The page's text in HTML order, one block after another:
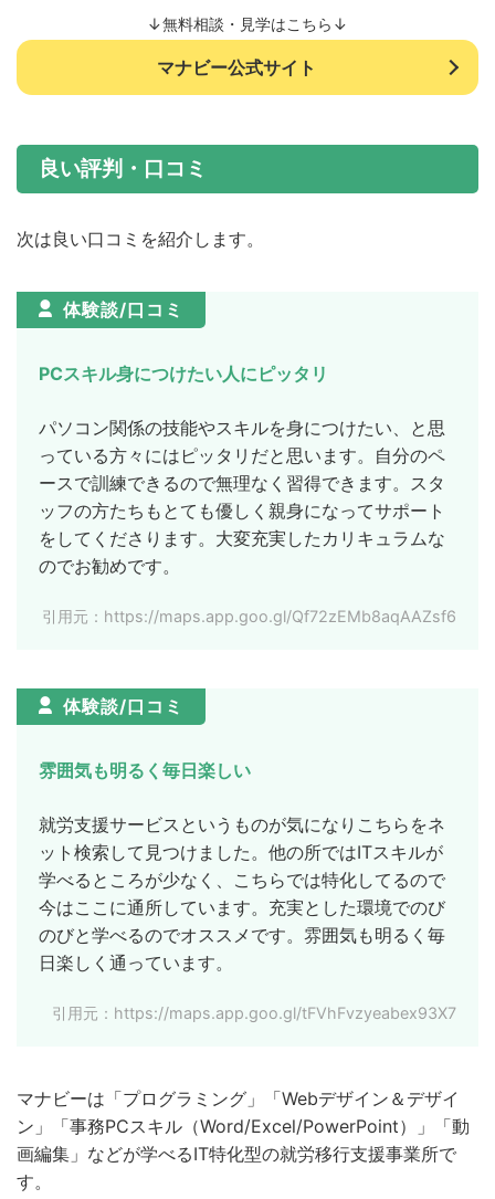
↓無料相談・見学はこちら↓
マナビー公式サイト
良い評判・口コミ
次は良い口コミを紹介します。
体験談/口コミ
PCスキル身につけたい人にピッタリ
パソコン関係の技能やスキルを身につけたい、と思
っている方々にはピッタリだと思います。自分のペ
ースで訓練できるので無理なく習得できます。スタ
ッフの方たちもとても優しく親身になってサポート
をしてくださります。大変充実したカリキュラムな
のでお勧めです。
引用元：https://maps.app.goo.gl/Qf72zEMb8aqAAZsf6
体験談/口コミ
雰囲気も明るく毎日楽しい
就労支援サービスというものが気になりこちらをネ
ット検索して見つけました。他の所ではITスキルが
学べるところが少なく、こちらでは特化してるので
今はここに通所しています。充実とした環境でのび
のびと学べるのでオススメです。雰囲気も明るく毎
日楽しく通っています。
引用元：https://maps.app.goo.gl/tFVhFvzyeabex93X7
マナビーは「プログラミング」「Webデザイン＆デザイ
ン」「事務PCスキル（Word/Excel/PowerPoint）」「動
画編集」などが学べるIT特化型の就労移行支援事業所で
す。